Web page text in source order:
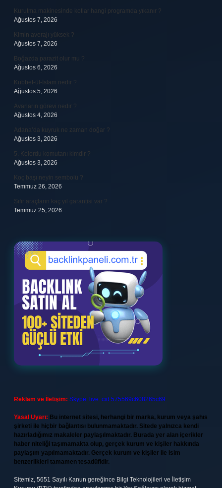
Kurutma makinesinde kotlar hangi programda yıkanır ?
Ağustos 7, 2026
Kimin averajı yüksek ?
Ağustos 7, 2026
Boğazda parazit olur mu ?
Ağustos 6, 2026
Kubbet-ül-İslam nedir ?
Ağustos 5, 2026
Avarların görevi nedir ?
Ağustos 4, 2026
Adana’da kuyruk ne zaman doğar ?
Ağustos 3, 2026
5. Kolordu komutanı kimdir ?
Ağustos 3, 2026
Koç başı neyin sembolü ?
Temmuz 26, 2026
Sıfır araçların kaç yıl garantisi var ?
Temmuz 25, 2026
Reklam ve İletişim: Skype: live:.cid.575569c608265c69
Yasal Uyarı: Bu internet sitesi, herhangi bir marka, kurum veya şahıs
şirketi ile hiçbir bağlantısı bulunmamaktadır. Sitede yalnızca kendi
hazırladığımız makaleler paylaşılmaktadır. Burada yer alan içerikler
haber niteliği taşımamakta olup, gerçek kurum ve kişiler hakkında
paylaşım yapılmamaktadır. Gerçek kurum ve kişiler ile isim
benzerlikleri tamamen tesadüfidir.
Sitemiz, 5651 Sayılı Kanun gereğince Bilgi Teknolojileri ve İletişim